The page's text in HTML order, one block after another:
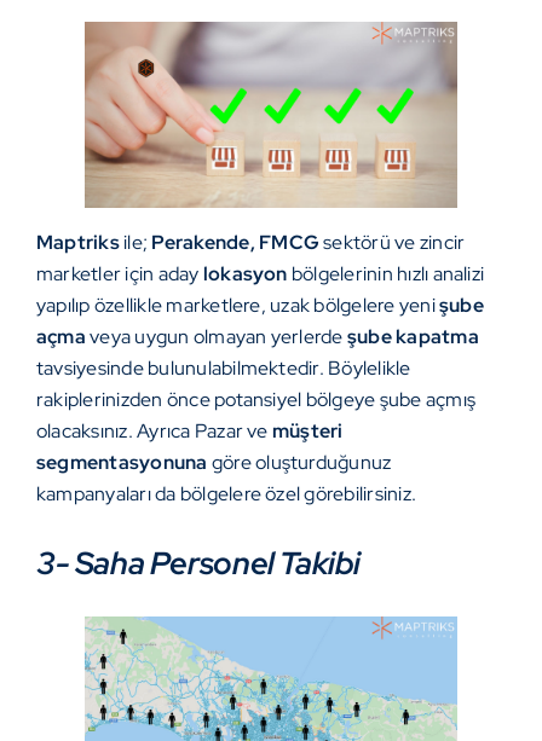
Maptriksile; Perakende, FMCGsektörü ve zincir
marketler için adaylokasyon bölgelerinin hızlı analizi
yapılıp özellikle marketlere, uzak bölgelere yenişube
açmaveya uygun olmayan yerlerdeşube kapatma
tavsiyesinde bulunulabilmektedir. Böylelikle
rakiplerinizden önce potansiyel bölgeye şube açmış
olacaksınız. Ayrıca Pazar vemüşteri
segmentasyonuna göre oluşturduğunuz
kampanyaları da bölgelere özel görebilirsiniz.
3- Saha Personel Takibi